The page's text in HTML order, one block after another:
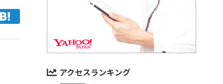
アクセスランキング